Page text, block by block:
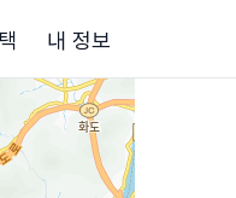
내 정보